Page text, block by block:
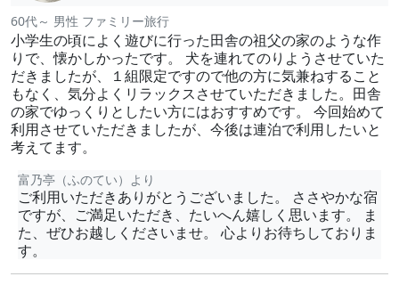
60代～ 男性 ファミリー旅行
小学生の頃によく遊びに行った田舎の祖父の家のような作
りで、懐かしかったです。 犬を連れてのりようさせていた
だきましたが、１組限定ですので他の方に気兼ねすること
もなく、気分よくリラックスさせていただきました。田舎
の家でゆっくりとしたい方にはおすすめです。 今回始めて
利用させていただきましたが、今後は連泊で利用したいと
考えてます。
富乃亭（ふのてい）より
ご利用いただきありがとうございました。 ささやかな宿
ですが、ご満足いただき、たいへん嬉しく思います。 ま
た、ぜひお越しくださいませ。 心よりお待ちしておりま
す。